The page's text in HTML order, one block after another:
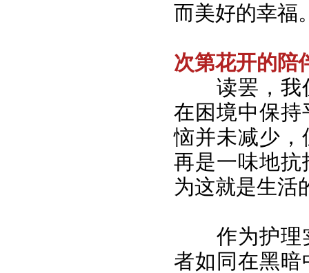
而美好的幸福
次第花开的陪
读罢，我
在困境中保
恼并未减少
再是一味地
为这就是生活
作为护理
者如同在黑